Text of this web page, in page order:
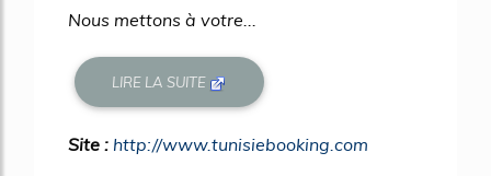
Nous mettons à votre...
LIRE LA SUITE
Site : http://www.tunisiebooking.com